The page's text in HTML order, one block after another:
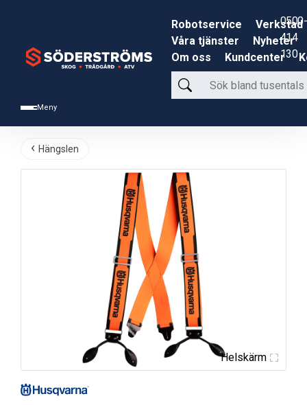
Meny
Robotservice
Verkstad
Våra tjänster
Nyheter
Om oss
Kundcenter
Sök
bland
produkter
0500-
414
130
Hängslen
Helskärm